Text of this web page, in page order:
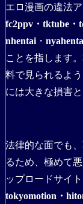
エロ漫画の違法
fc2ppv・tktube・
nhentai ・
ことを指します
料で見られるよ
には大きな損害
法律的な面でも
るため、極めて
ップロードサイト
tokyomotion・